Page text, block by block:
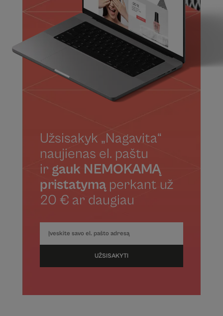
Užsisakyk „Nagavita“
naujienas el. paštu
ir gauk NEMOKAMĄ
pristatymąperkant už
20 € ar daugiau
UŽSISAKYTI